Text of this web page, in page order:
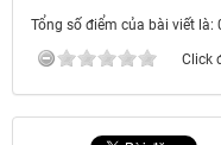
Tổng số điểm của bài viết là:
Click